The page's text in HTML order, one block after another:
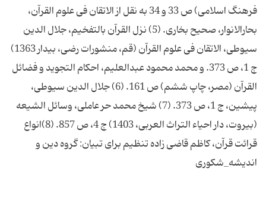
فرهنگ اسلامى) ص 33 و 34 به نقل از الاتقان فى علوم القرآن،
بحارالانوار، صحیح بخارى. (5) نزل القرآن بالتفخیم، جلال الدین
سیوطى، الاتقان فى علوم القرآن (قم، منشورات رضى، بیدار 1363)
ج 1، ص 373. و محمد محمود عبدالعلیم، احكام التجوید و فضائل
القرآن (مصر، چاپ ششم) ص 161. (6) جلال الدین سیوطى،
پیشین، ج 1، ص 373. (7) شیخ محمد حر عاملى، وسائل الشیعه
(بیروت، دار احیاء التراث العربى، 1403) ج 4، ص 857. (8)انواع
قرائت قرآن، كاظم قاضى زاده تنظیم برای تبیان: گروه دین و
اندیشه_شکوری